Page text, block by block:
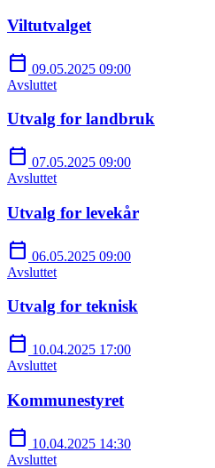
Viltutvalget
calendar_today 09.05.2025 09:00
Avsluttet
Utvalg for landbruk
calendar_today 07.05.2025 09:00
Avsluttet
Utvalg for levekår
calendar_today 06.05.2025 09:00
Avsluttet
Utvalg for teknisk
calendar_today 10.04.2025 17:00
Avsluttet
Kommunestyret
calendar_today 10.04.2025 14:30
Avsluttet